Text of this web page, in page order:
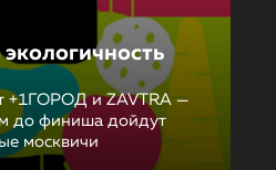
+1ГОРОД и ZAVTRA —
до финиша дойдут
москвичи